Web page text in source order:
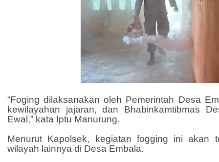
“Foging dilaksanakan oleh Pemerintah Desa
kewilayahan jajaran, dan Bhabinkamtibmas
Ewal,” kata Iptu Manurung.
Menurut Kapolsek, kegiatan fogging ini akan
wilayah lainnya di Desa Embala.